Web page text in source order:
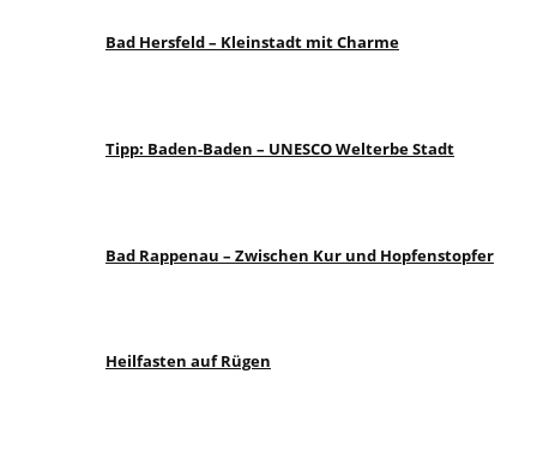
Bad Hersfeld – Kleinstadt mit Charme
Tipp: Baden-Baden – UNESCO Welterbe Stadt
Bad Rappenau – Zwischen Kur und Hopfenstopfer
Heilfasten auf Rügen